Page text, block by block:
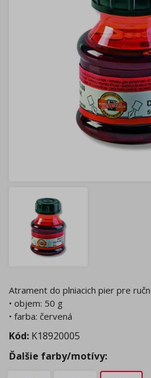
Atrament do plniacich pier pre
• objem: 50 g
• farba: červená
Kód: K18920005
Ďalšie farby/motívy: